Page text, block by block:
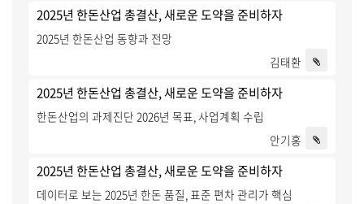
2025년 한돈산업 총결산, 새로운 도약을 준비하자
2025년 한돈산업 동향과 전망
김태환
2025년 한돈산업 총결산, 새로운 도약을 준비하자
한돈산업의 과제진단 2026년 목표, 사업계획 수립
안기홍
2025년 한돈산업 총결산, 새로운 도약을 준비하자
데이터로 보는 2025년 한돈 품질, 표준 편차 관리가 핵심